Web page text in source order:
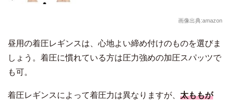
画像出典:amazon
昼用の着圧レギンスは、心地よい締め付けのものを選びま
しょう。着圧に慣れている方は圧力強めの加圧スパッツで
も可。
着圧レギンスによって着圧力は異なりますが、 太ももが